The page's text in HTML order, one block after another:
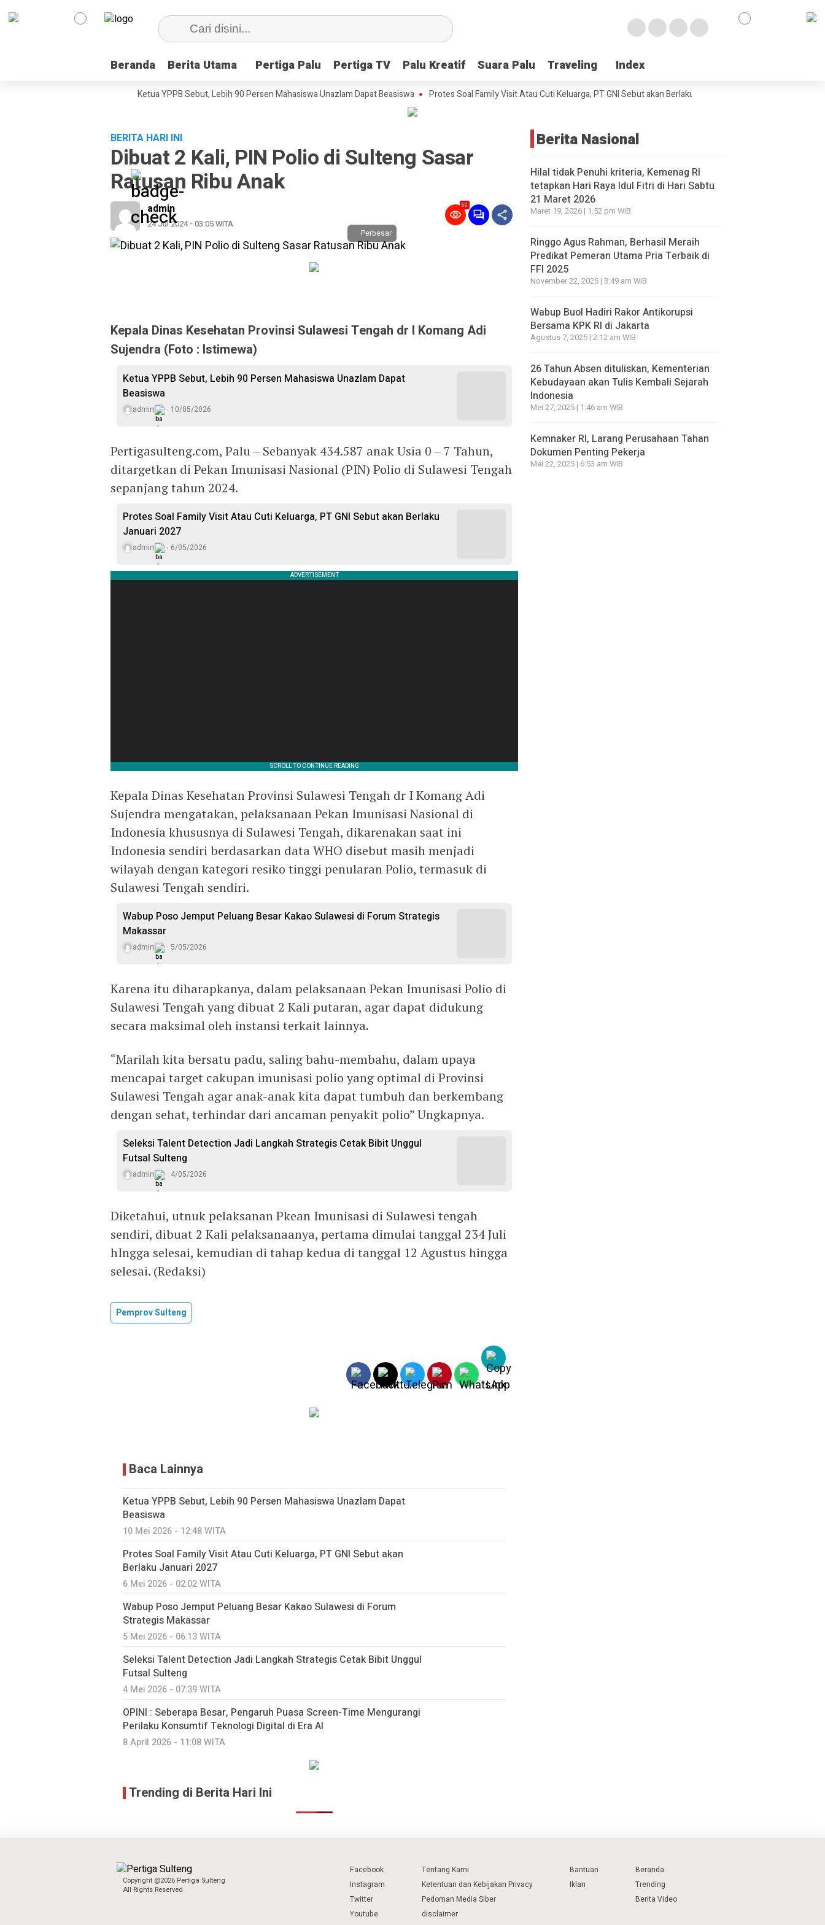
Beranda Berita Utama Pertiga Palu Pertiga TV Palu Kreatif Suara Palu Traveling Index
Beranda Berita Utama Pertiga Palu Pertiga TV Palu Kreatif Suara Palu Traveling Index
Ketua YPPB Sebut, Lebih 90 Persen Mahasiswa Unazlam Dapat Beasiswa Protes Soal Family Visit Atau Cuti Keluarga, PT GNI Sebut akan Berlaku Januari 2027
BERITA HARI INI
Dibuat 2 Kali, PIN Polio di Sulteng Sasar
Ratusan Ribu Anak
admin
24 Jul 2024 - 03:05 WITA
60
Perbesar
Kepala Dinas Kesehatan Provinsi Sulawesi Tengah dr I Komang Adi
Sujendra (Foto : Istimewa)
Ketua YPPB Sebut, Lebih 90 Persen Mahasiswa Unazlam Dapat
Beasiswa
admin 10/05/2026
Pertigasulteng.com, Palu – Sebanyak 434.587 anak Usia 0 – 7 Tahun,
ditargetkan di Pekan Imunisasi Nasional (PIN) Polio di Sulawesi Tengah
sepanjang tahun 2024.
Protes Soal Family Visit Atau Cuti Keluarga, PT GNI Sebut akan Berlaku
Januari 2027
admin 6/05/2026
Kepala Dinas Kesehatan Provinsi Sulawesi Tengah dr I Komang Adi
Sujendra mengatakan, pelaksanaan Pekan Imunisasi Nasional di
Indonesia khususnya di Sulawesi Tengah, dikarenakan saat ini
Indonesia sendiri berdasarkan data WHO disebut masih menjadi
wilayah dengan kategori resiko tinggi penularan Polio, termasuk di
Sulawesi Tengah sendiri.
Wabup Poso Jemput Peluang Besar Kakao Sulawesi di Forum Strategis
Makassar
admin 5/05/2026
Karena itu diharapkanya, dalam pelaksanaan Pekan Imunisasi Polio di
Sulawesi Tengah yang dibuat 2 Kali putaran, agar dapat didukung
secara maksimal oleh instansi terkait lainnya.
“Marilah kita bersatu padu, saling bahu-membahu, dalam upaya
mencapai target cakupan imunisasi polio yang optimal di Provinsi
Sulawesi Tengah agar anak-anak kita dapat tumbuh dan berkembang
dengan sehat, terhindar dari ancaman penyakit polio” Ungkapnya.
Seleksi Talent Detection Jadi Langkah Strategis Cetak Bibit Unggul
Futsal Sulteng
admin 4/05/2026
Diketahui, utnuk pelaksanan Pkean Imunisasi di Sulawesi tengah
sendiri, dibuat 2 Kali pelaksanaanya, pertama dimulai tanggal 234 Juli
hIngga selesai, kemudian di tahap kedua di tanggal 12 Agustus hingga
selesai. (Redaksi)
Pemprov Sulteng
Baca Lainnya
Ketua YPPB Sebut, Lebih 90 Persen Mahasiswa Unazlam Dapat
Beasiswa
10 Mei 2026 - 12:48 WITA
Protes Soal Family Visit Atau Cuti Keluarga, PT GNI Sebut akan
Berlaku Januari 2027
6 Mei 2026 - 02:02 WITA
Wabup Poso Jemput Peluang Besar Kakao Sulawesi di Forum
Strategis Makassar
5 Mei 2026 - 06:13 WITA
Seleksi Talent Detection Jadi Langkah Strategis Cetak Bibit Unggul
Futsal Sulteng
4 Mei 2026 - 07:39 WITA
OPINI : Seberapa Besar, Pengaruh Puasa Screen-Time Mengurangi
Perilaku Konsumtif Teknologi Digital di Era AI
8 April 2026 - 11:08 WITA
Trending di Berita Hari Ini
Berita Nasional
Hilal tidak Penuhi kriteria, Kemenag RI
tetapkan Hari Raya Idul Fitri di Hari Sabtu
21 Maret 2026
Maret 19, 2026 | 1:52 pm WIB
Ringgo Agus Rahman, Berhasil Meraih
Predikat Pemeran Utama Pria Terbaik di
FFI 2025
November 22, 2025 | 3:49 am WIB
Wabup Buol Hadiri Rakor Antikorupsi
Bersama KPK RI di Jakarta
Agustus 7, 2025 | 2:12 am WIB
26 Tahun Absen dituliskan, Kementerian
Kebudayaan akan Tulis Kembali Sejarah
Indonesia
Mei 27, 2025 | 1:46 am WIB
Kemnaker RI, Larang Perusahaan Tahan
Dokumen Penting Pekerja
Mei 22, 2025 | 6:53 am WIB
Copyright @2026 Pertiga Sulteng
All Rights Reserved
Facebook
Instagram
Twitter
Youtube
Tentang Kami
Ketentuan dan Kebijakan Privacy
Pedoman Media Siber
disclaimer
Bantuan
Iklan
Beranda
Trending
Berita Video